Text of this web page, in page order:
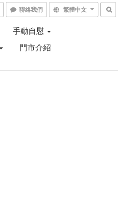
聯絡我們 繁體中文
手動自慰
門市介紹